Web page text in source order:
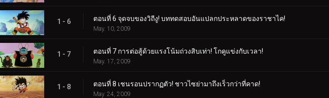
1 - 6 ตอนที่ 6 จุดจบของวิถีงู! บททดสอบอันแปลกประหลาดของราชาไค!
May. 10, 2009
1 - 7 ตอนที่ 7 การต่อสู้ด้วยแรงโน้มถ่วงสิบเท่า! โกคูแข่งกับเวลา!
May. 17, 2009
1 - 8 ตอนที่ 8 เชนรอนปรากฏตัว! ชาวไซย่ามาถึงเร็วกว่าที่คาด!
May. 24, 2009